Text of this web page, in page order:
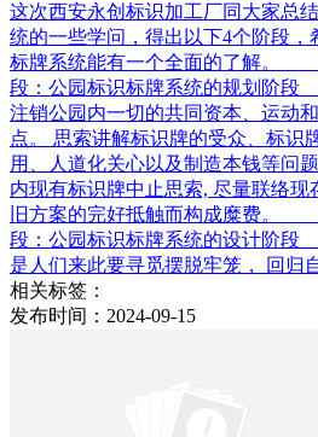
这次西安永创标识加工厂同大家总
统的一些学问，得出以下4个阶段，
标牌系统能有一个全面的了解
段：公园标识标牌系统的规划阶
注销公园内一切的共同资本、运动
点。 思索讲解标识牌的受众、标识
用、人道化关心以及制造本钱等问
内现有标识牌中止思索, 尽量联络
旧方案的完好抵触而构成糜费
段：公园标识标牌系统的设计阶
是人们来此要寻觅摆脱牢笼， 回归
相关标签：
发布时间：2024-09-15